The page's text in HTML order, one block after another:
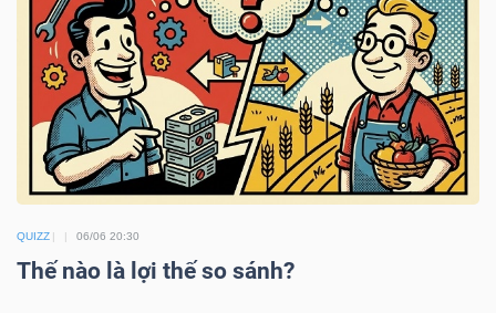
QUIZZ 06/06 20:30
Thế nào là lợi thế so sánh?
PHIẾU
CÔNG
CỤ
ĐẦU
TƯ